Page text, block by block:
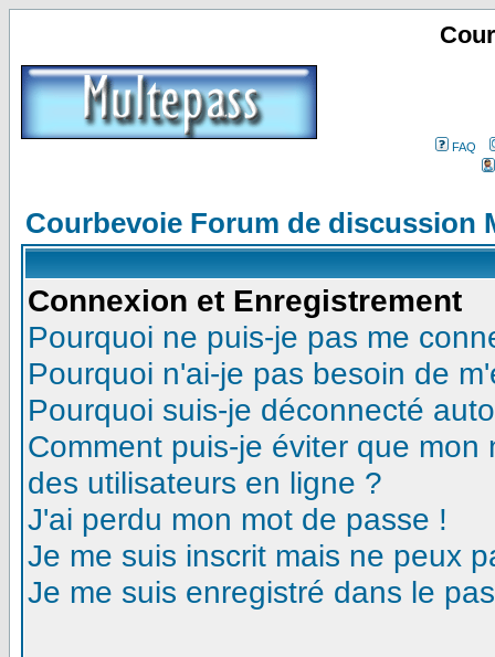
FAQ
Courbevoie Forum de discussion
Connexion et Enregistrement
Pourquoi ne puis-je pas me
Pourquoi n'ai-je pas besoin de
Pourquoi suis-je déconnecté
Comment puis-je éviter que
des utilisateurs en ligne ?
J'ai perdu mon mot de passe !
Je me suis inscrit mais ne peux
Je me suis enregistré dans le